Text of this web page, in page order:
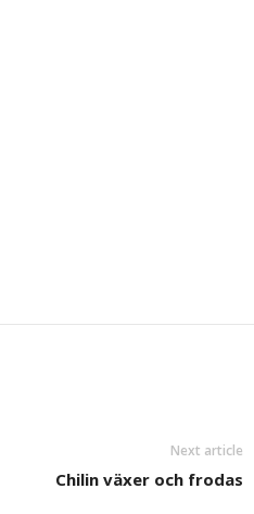
Next article
Chilin växer och frodas